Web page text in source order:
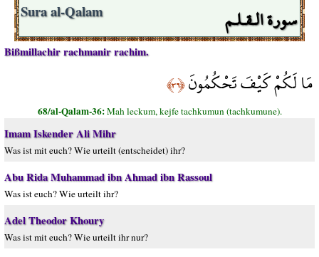
سورة الـقـلـم Sura al-Qalam
Bißmillachir rachmanir rachim.
مَا لَكُمْ كَيْفَ تَحْكُمُونَ﴿٣٦﴾
68/al-Qalam-36:Mah leckum, kejfe tachkumun (tachkumune).
Imam Iskender Ali Mihr
Was ist mit euch? Wie urteilt (entscheidet) ihr?
Abu Rida Muhammad ibn Ahmad ibn Rassoul
Was ist euch? Wie urteilt ihr?
Adel Theodor Khoury
Was ist mit euch? Wie urteilt ihr nur?